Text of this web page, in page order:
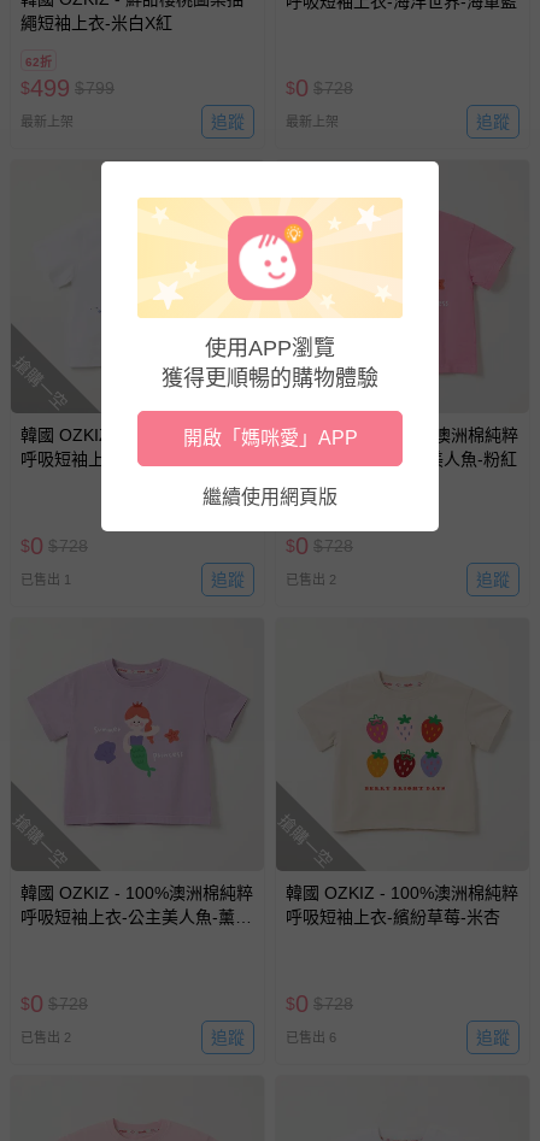
繩短袖上衣-米白X紅
62折
$499 $799
最新上架 追蹤
$0 $728
最新上架 追蹤
搶購一空
韓國 OZKIZ - 100%澳洲棉純粹
呼吸短袖上衣-海洋世界-白
$0 $728
已售出 1 追蹤
搶購一空
韓國 OZKIZ - 100%澳洲棉純粹
呼吸短袖上衣-公主美人魚-粉紅
$0 $728
已售出 2 追蹤
搶購一空
韓國 OZKIZ - 100%澳洲棉純粹
呼吸短袖上衣-公主美人魚-薰衣
$0 $728
已售出 2 追蹤
搶購一空
韓國 OZKIZ - 100%澳洲棉純粹
呼吸短袖上衣-繽紛草莓-米杏
$0 $728
已售出 6 追蹤
使用APP瀏覽
獲得更順暢的購物體驗
開啟「媽咪愛」APP
繼續使用網頁版